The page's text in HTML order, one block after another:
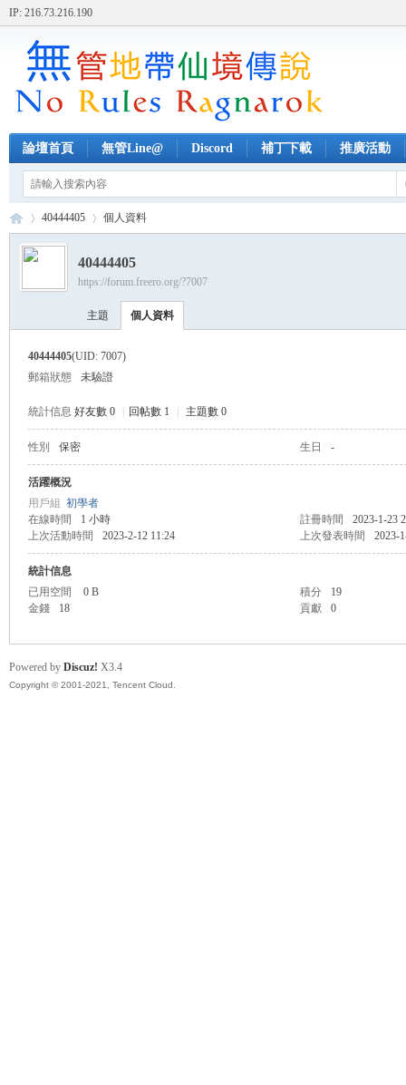
IP: 216.73.216.190
論壇首頁 無管Line@ Discord 補丁下載 推廣活動
›
40444405 個人資料
40444405
https://forum.freero.org/?7007
主題 個人資料
40444405(UID: 7007)
郵箱狀態
未驗證
統計信息 好友數 0 回帖數 1 主題數 0
性別 保密 生日 -
活躍概況
用戶組 初學者
在線時間
1 小時 註冊時間
2023-1-23
上次活動時間
2023-2-12 11:24 上次發表時間 2023-
統計信息
已用空間
0 B 積分
19
金錢
18 貢獻 0
Powered by Discuz! X3.4
Copyright © 2001-2021, Tencent Cloud.